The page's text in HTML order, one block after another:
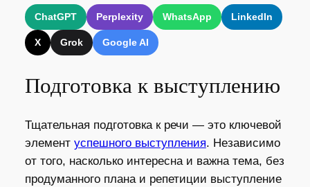
ChatGPT Perplexity WhatsApp LinkedIn
X Grok Google AI
Подготовка к выступлению
Тщательная подготовка к речи — это ключевой
элемент успешного выступления. Независимо
от того, насколько интересна и важна тема, без
продуманного плана и репетиции выступление